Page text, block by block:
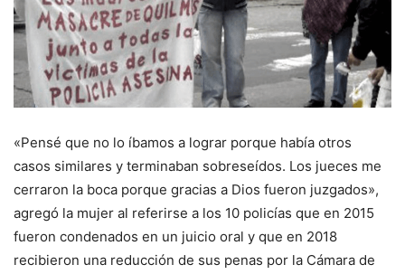
«Pensé que no lo íbamos a lograr porque había otros
casos similares y terminaban sobreseídos. Los jueces me
cerraron la boca porque gracias a Dios fueron juzgados»,
agregó la mujer al referirse a los 10 policías que en 2015
fueron condenados en un juicio oral y que en 2018
recibieron una reducción de sus penas por la Cámara de